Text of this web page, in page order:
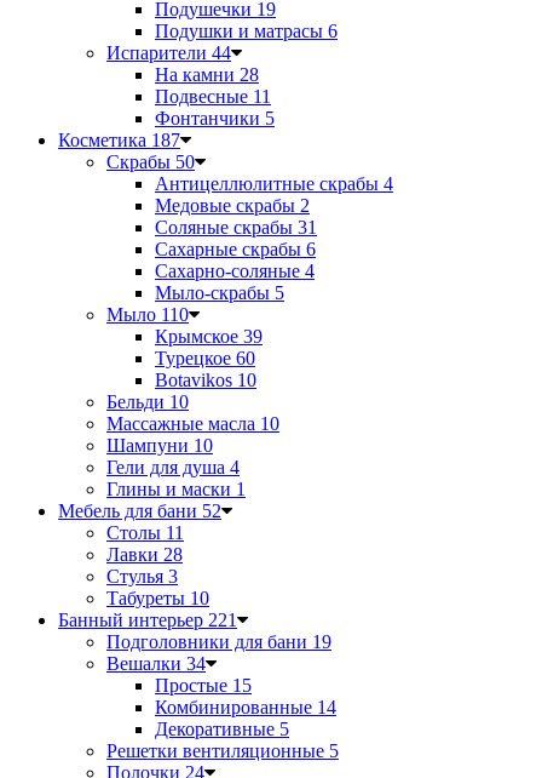
Подушечки 19
Подушки и матрасы 6
Испарители 44
На камни 28
Подвесные 11
Фонтанчики 5
Косметика 187
Скрабы 50
Антицеллюлитные скрабы 4
Медовые скрабы 2
Соляные скрабы 31
Сахарные скрабы 6
Сахарно-соляные 4
Мыло-скрабы 5
Мыло 110
Крымское 39
Турецкое 60
Botavikos 10
Бельди 10
Массажные масла 10
Шампуни 10
Гели для душа 4
Глины и маски 1
Мебель для бани 52
Столы 11
Лавки 28
Стулья 3
Табуреты 10
Банный интерьер 221
Подголовники для бани 19
Вешалки 34
Простые 15
Комбинированные 14
Декоративные 5
Решетки вентиляционные 5
Полочки 24